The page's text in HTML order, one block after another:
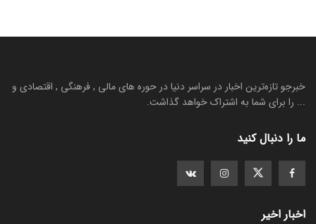
خبرجو تازه‌ترین اخبار در سراسر دنیا در حوره های مالی , فرهنگی , اقتصادی و
... را برای شما به اشتراک خواهد گذاشت.
ما را دنبال کنید
اخبار اخیر